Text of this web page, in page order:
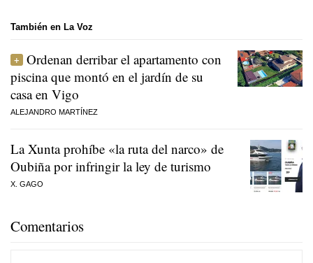
También en La Voz
Ordenan derribar el apartamento con
piscina que montó en el jardín de su
casa en Vigo
ALEJANDRO MARTÍNEZ
La Xunta prohíbe «la ruta del narco» de
Oubiña por infringir la ley de turismo
X. GAGO
Comentarios